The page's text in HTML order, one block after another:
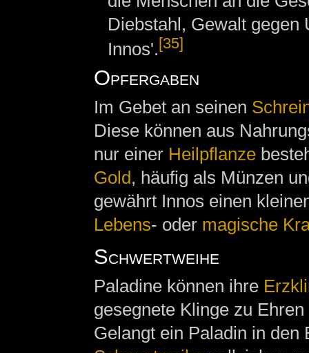
Diebstahl, Gewalt gegen
Innos'.[35]
Opfergaben
Im Gebet an seinen
Diese können aus
nur einer Heilpflanze
Gold, häufig als Münzen
gewährt Innos einen
Lebens- oder magische
Schwertweihe
Paladine können ihre
gesegnete Klinge zu
Gelangt ein Paladin in den